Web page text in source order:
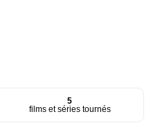
5
films et séries tournés